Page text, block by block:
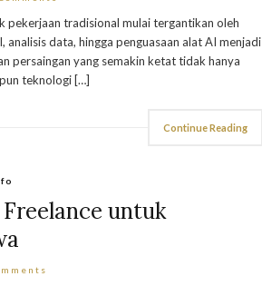
pekerjaan tradisional mulai tergantikan oleh
data, hingga penguasaan alat AI menjadi
persaingan yang semakin ketat tidak hanya
teknologi […]
Continue Reading
untuk